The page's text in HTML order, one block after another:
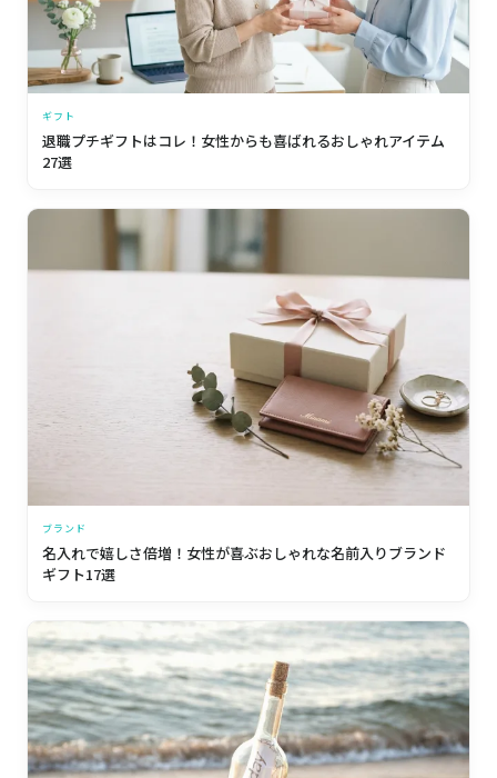
ギフト
退職プチギフトはコレ！女性からも喜ばれるおしゃれアイテム
27選
ブランド
名入れで嬉しさ倍増！女性が喜ぶおしゃれな名前入りブランド
ギフト17選